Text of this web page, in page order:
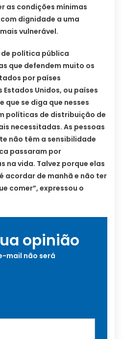
as condições mínimas
dignidade a uma
vulnerável.
política pública
que defendem muito os
por países
Unidos, ou países
que se diga que nesses
políticas de distribuição de
necessitadas. As pessoas
não têm a sensibilidade
passaram por
na vida. Talvez porque elas
acordar de manhã e não ter
comer”, expressou o
opinião
mail não será